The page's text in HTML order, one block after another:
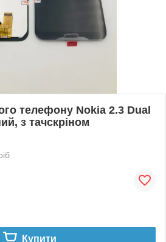
телефону Nokia 2.3 Dual
з тачскріном
Купити